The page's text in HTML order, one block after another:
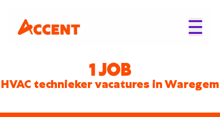
1 JOB
HVAC technieker vacatures in Waregem